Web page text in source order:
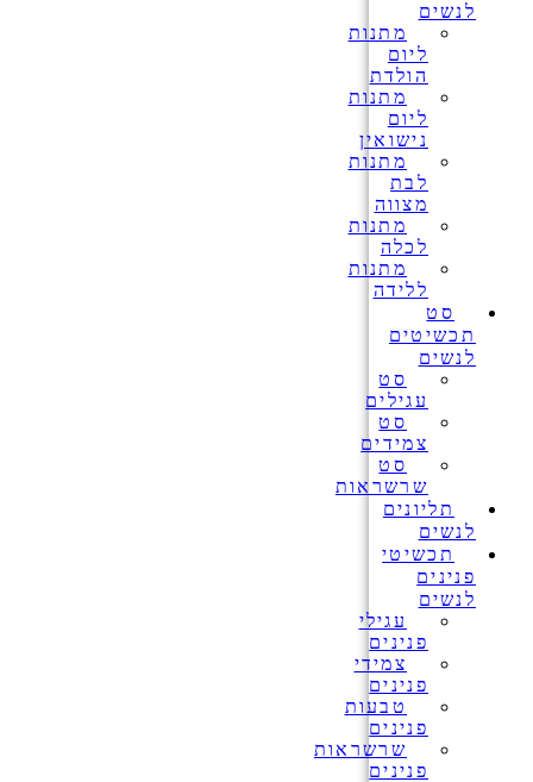
לנשים
מתנות
ליום
הולדת
מתנות
ליום
נישואין
מתנות
לבת
מצווה
מתנות
לכלה
מתנות
ללידה
סט
תכשיטים
לנשים
סט
עגילים
סט
צמידים
סט
שרשראות
תליונים
לנשים
תכשיטי
פנינים
לנשים
עגילי
פנינים
צמידי
פנינים
טבעות
פנינים
שרשראות
פנינים